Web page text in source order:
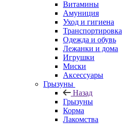
Витамины
Амуниция
Уход и гигиена
Транспортировка
Одежда и обувь
Лежанки и дома
Игрушки
Миски
Аксессуары
Грызуны
Назад
Грызуны
Корма
Лакомства